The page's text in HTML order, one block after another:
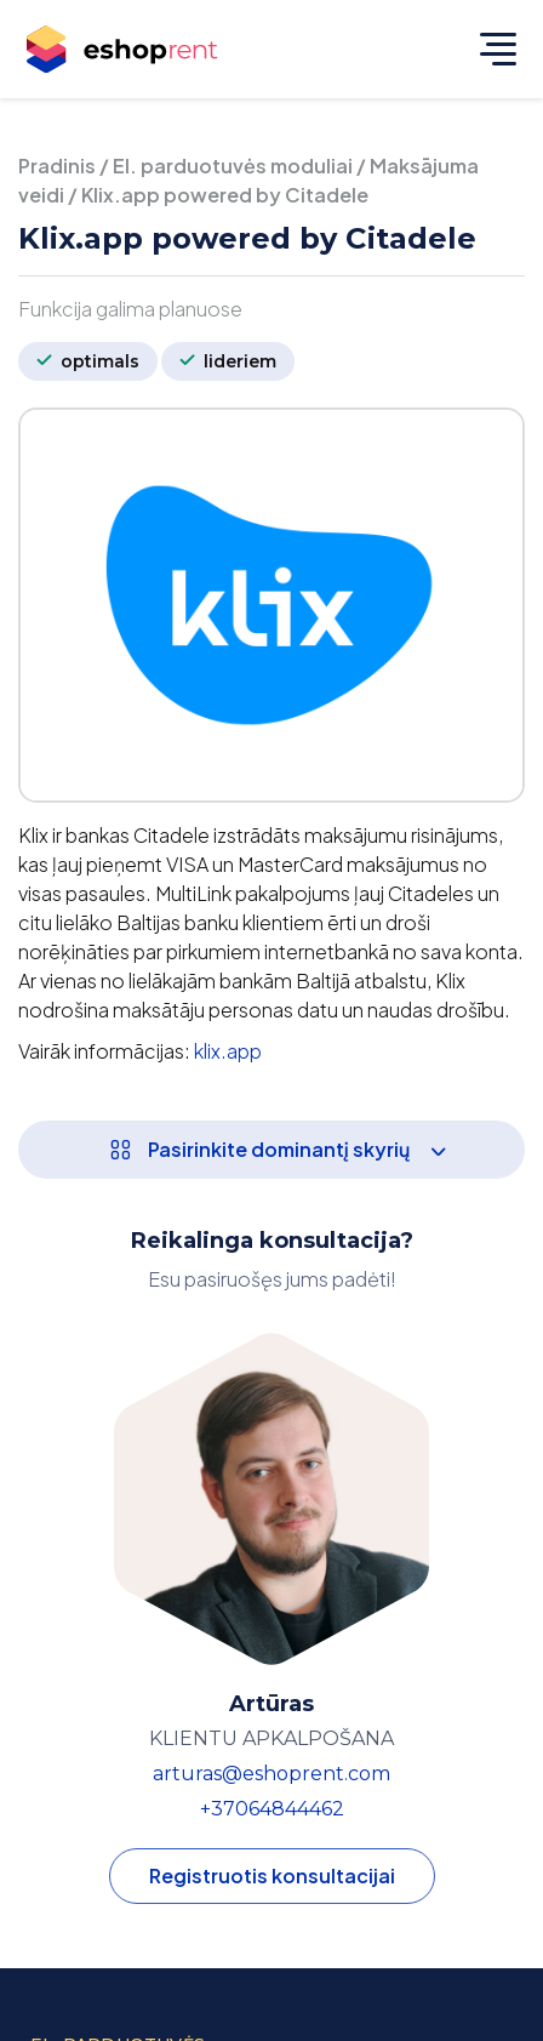
Pradinis /El. parduotuvės moduliai /Maksājuma
veidi /Klix.app powered by Citadele
Klix.app powered by Citadele
Funkcija galima planuose
optimals lideriem
Klix ir bankas Citadele izstrādāts maksājumu risinājums,
kas ļauj pieņemt VISA un MasterCard maksājumus no
visas pasaules. MultiLink pakalpojums ļauj Citadeles un
citu lielāko Baltijas banku klientiem ērti un droši
norēķināties par pirkumiem internetbankā no sava konta.
Ar vienas no lielākajām bankām Baltijā atbalstu, Klix
nodrošina maksātāju personas datu un naudas drošību.
Vairāk informācijas: klix.app
Pasirinkite dominantį skyrių
Reikalinga konsultacija?
Esu pasiruošęs jums padėti!
Artūras
KLIENTU APKALPOŠANA
arturas@eshoprent.com
+37064844462
Registruotis konsultacijai